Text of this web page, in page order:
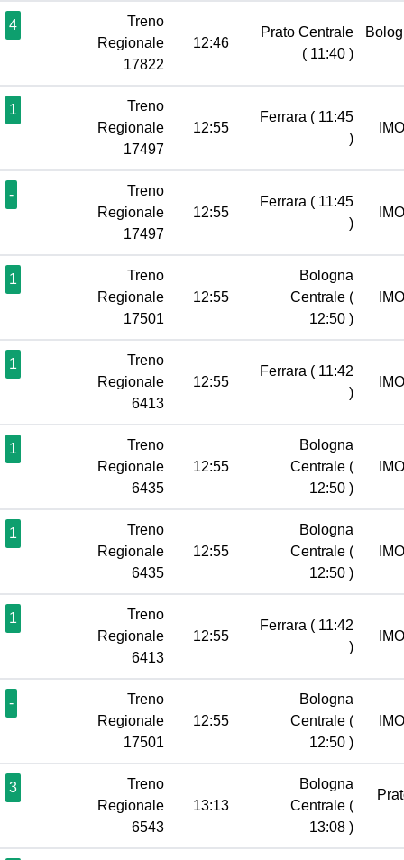
4
Treno
Regionale
17822
12:46
Prato Centrale
( 11:40 )
1
Treno
Regionale
17497
12:55
Ferrara ( 11:45
)
-
Treno
Regionale
17497
12:55
Ferrara ( 11:45
)
1
Treno
Regionale
17501
12:55
Bologna
Centrale (
12:50 )
1
Treno
Regionale
6413
12:55
Ferrara ( 11:42
)
1
Treno
Regionale
6435
12:55
Bologna
Centrale (
12:50 )
1
Treno
Regionale
6435
12:55
Bologna
Centrale (
12:50 )
1
Treno
Regionale
6413
12:55
Ferrara ( 11:42
)
-
Treno
Regionale
17501
12:55
Bologna
Centrale (
12:50 )
3
Treno
Regionale
6543
13:13
Bologna
Centrale (
13:08 )